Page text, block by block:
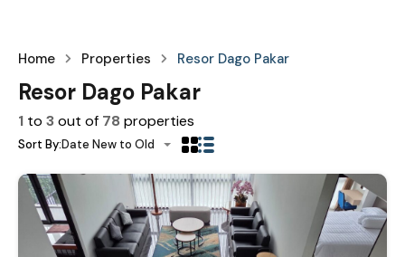
Home Properties Resor Dago Pakar
Resor Dago Pakar
1 to 3out of 78 properties
Sort By:Date New to Old